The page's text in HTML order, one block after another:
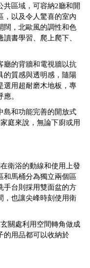
共區域，可容納2廳和開
，以及令人驚喜的室內
闊，北歐風的調性和色
書學習、爬上爬下、
廳的背牆和電視牆以抗
的質感與透明感，隨陽
選用超耐磨木地板，專
。
島和功能完善的開放式
庭來說，無論下廚或用
衛浴的動線和使用上發
和馬桶分為獨立兩個區
手台則採用雙面盆的方
，也讓尖峰時刻使用衛
關處利用空間轉角做成
的用品都可以收納於